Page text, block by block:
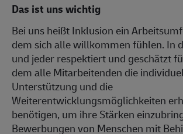
Das ist uns wichtig
Bei uns heißt Inklusion ein
dem sich alle willkommen fühlen. In
und jeder respektiert und geschätzt
dem alle Mitarbeitenden die
Unterstützung und die
Weiterentwicklungsmöglichkeiten
benötigen, um ihre Stärken
Bewerbungen von Menschen mit